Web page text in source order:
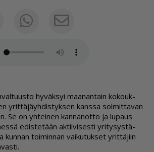
TwitterWhatsappSähköposti
hy­väk­syi maa­nan­tain ko­kouk­
yrit­tä­jäyh­dis­tyk­sen kans­sa sol­mit­ta­van
Se on yh­tei­nen kan­na­not­to ja lu­paus
edis­te­tään ak­tii­vi­ses­ti yri­ty­sys­tä­
kun­nan toi­min­nan vai­ku­tuk­set yrit­tä­jiin